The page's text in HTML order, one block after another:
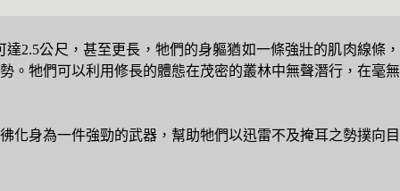
2.5公尺，甚至更長，牠們的身軀猶如一條強壯的肌肉線條，
。牠們可以利用修長的體態在茂密的叢林中無聲潛行，在毫無
化身為一件強勁的武器，幫助牠們以迅雷不及掩耳之勢撲向目